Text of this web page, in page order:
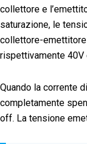
collettore e
saturazione, le
collettore-
rispettivamente 40V
Quando la corrente
completamente
off. La tensione